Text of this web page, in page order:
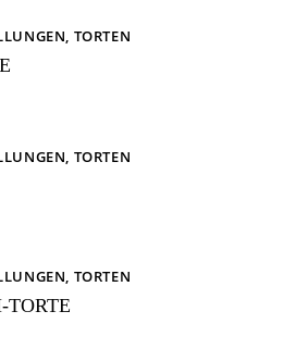
, TORTEN
TORTEN
, TORTEN
TORTE